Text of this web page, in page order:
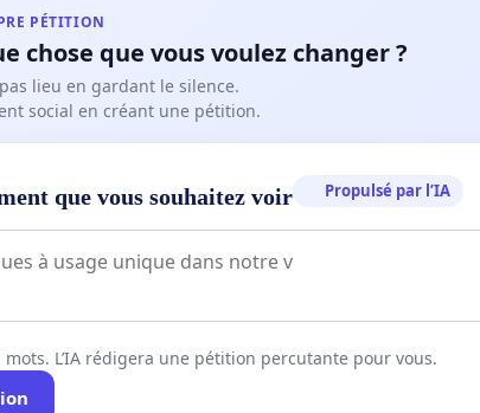
PÉTITION
chose que vous voulez changer ?
lieu en gardant le silence.
social en créant une pétition.
que vous souhaitez voir Propulsé par l’IA
mots. L’IA rédigera une pétition percutante pour vous.